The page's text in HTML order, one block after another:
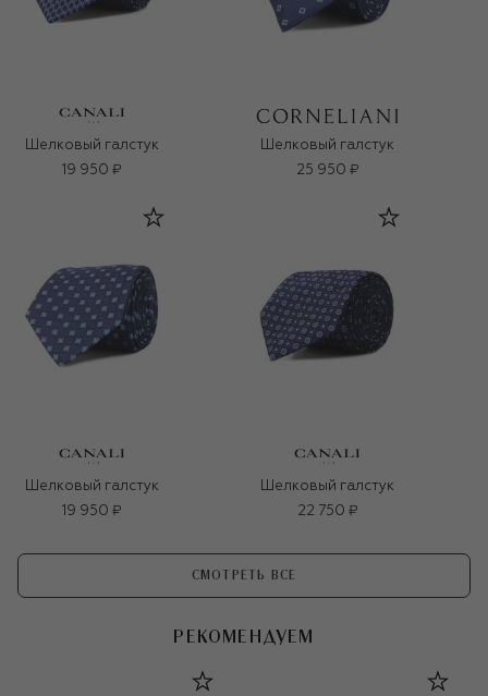
Шелковый галстук
19 950 ₽
Шелковый галстук
25 950 ₽
Шелковый галстук
19 950 ₽
Шелковый галстук
22 750 ₽
СМОТРЕТЬ ВСЕ
РЕКОМЕНДУЕМ